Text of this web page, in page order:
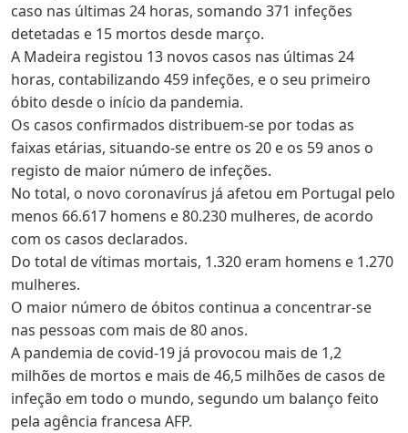
caso nas últimas 24 horas, somando 371 infeções
detetadas e 15 mortos desde março.
A Madeira registou 13 novos casos nas últimas 24
horas, contabilizando 459 infeções, e o seu primeiro
óbito desde o início da pandemia.
Os casos confirmados distribuem-se por todas as
faixas etárias, situando-se entre os 20 e os 59 anos o
registo de maior número de infeções.
No total, o novo coronavírus já afetou em Portugal pelo
menos 66.617 homens e 80.230 mulheres, de acordo
com os casos declarados.
Do total de vítimas mortais, 1.320 eram homens e 1.270
mulheres.
O maior número de óbitos continua a concentrar-se
nas pessoas com mais de 80 anos.
A pandemia de covid-19 já provocou mais de 1,2
milhões de mortos e mais de 46,5 milhões de casos de
infeção em todo o mundo, segundo um balanço feito
pela agência francesa AFP.